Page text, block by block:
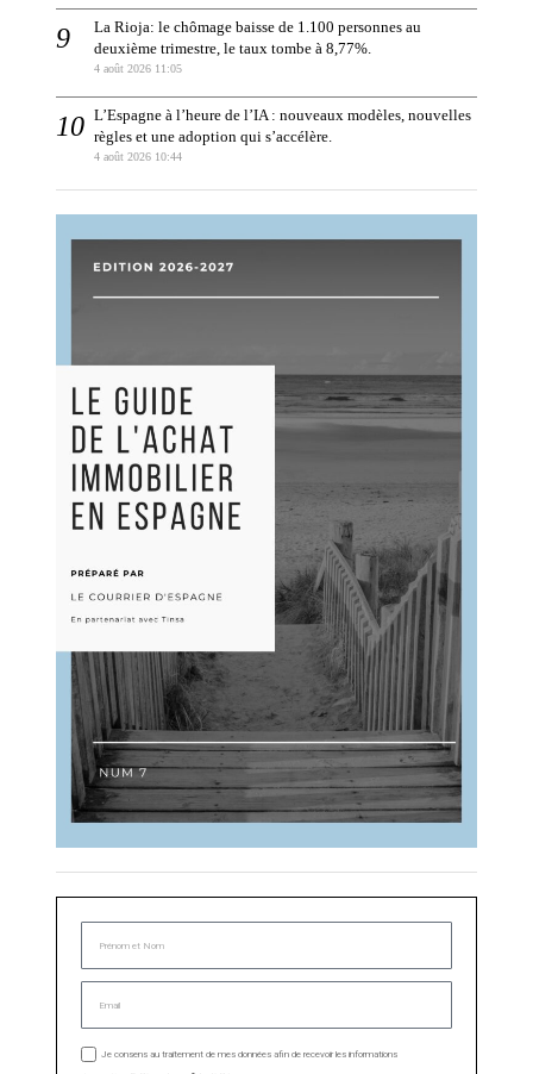
La Rioja: le chômage baisse de 1.100 personnes au
deuxième trimestre, le taux tombe à 8,77%.
4 août 2026 11:05
L’Espagne à l’heure de l’IA : nouveaux modèles, nouvelles
règles et une adoption qui s’accélère.
4 août 2026 10:44
Je consens au traitement de mes données afin de recevoir les informations